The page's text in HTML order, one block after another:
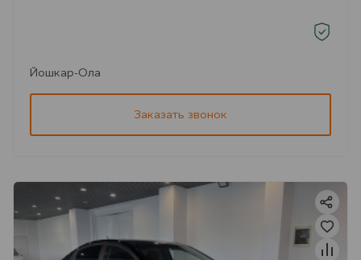
Йошкар-Ола
Заказать звонок